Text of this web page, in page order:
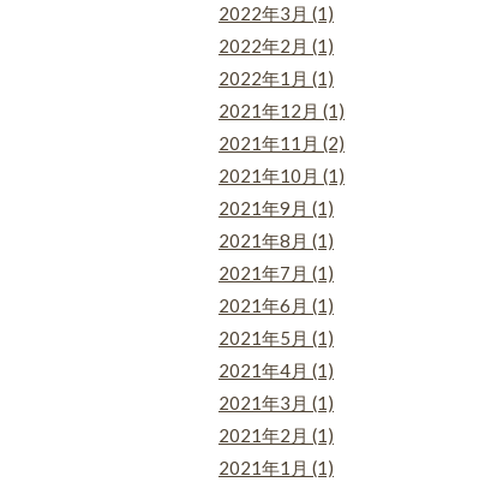
2022年3月 (1)
2022年2月 (1)
2022年1月 (1)
2021年12月 (1)
2021年11月 (2)
2021年10月 (1)
2021年9月 (1)
2021年8月 (1)
2021年7月 (1)
2021年6月 (1)
2021年5月 (1)
2021年4月 (1)
2021年3月 (1)
2021年2月 (1)
2021年1月 (1)